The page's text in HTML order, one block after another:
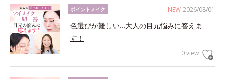
NEW 2026/08/01
ポイントメイク
色選びが難しい…大人の目元悩みに答えま
す！
0 view